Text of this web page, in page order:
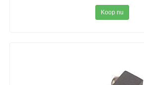
Koop nu